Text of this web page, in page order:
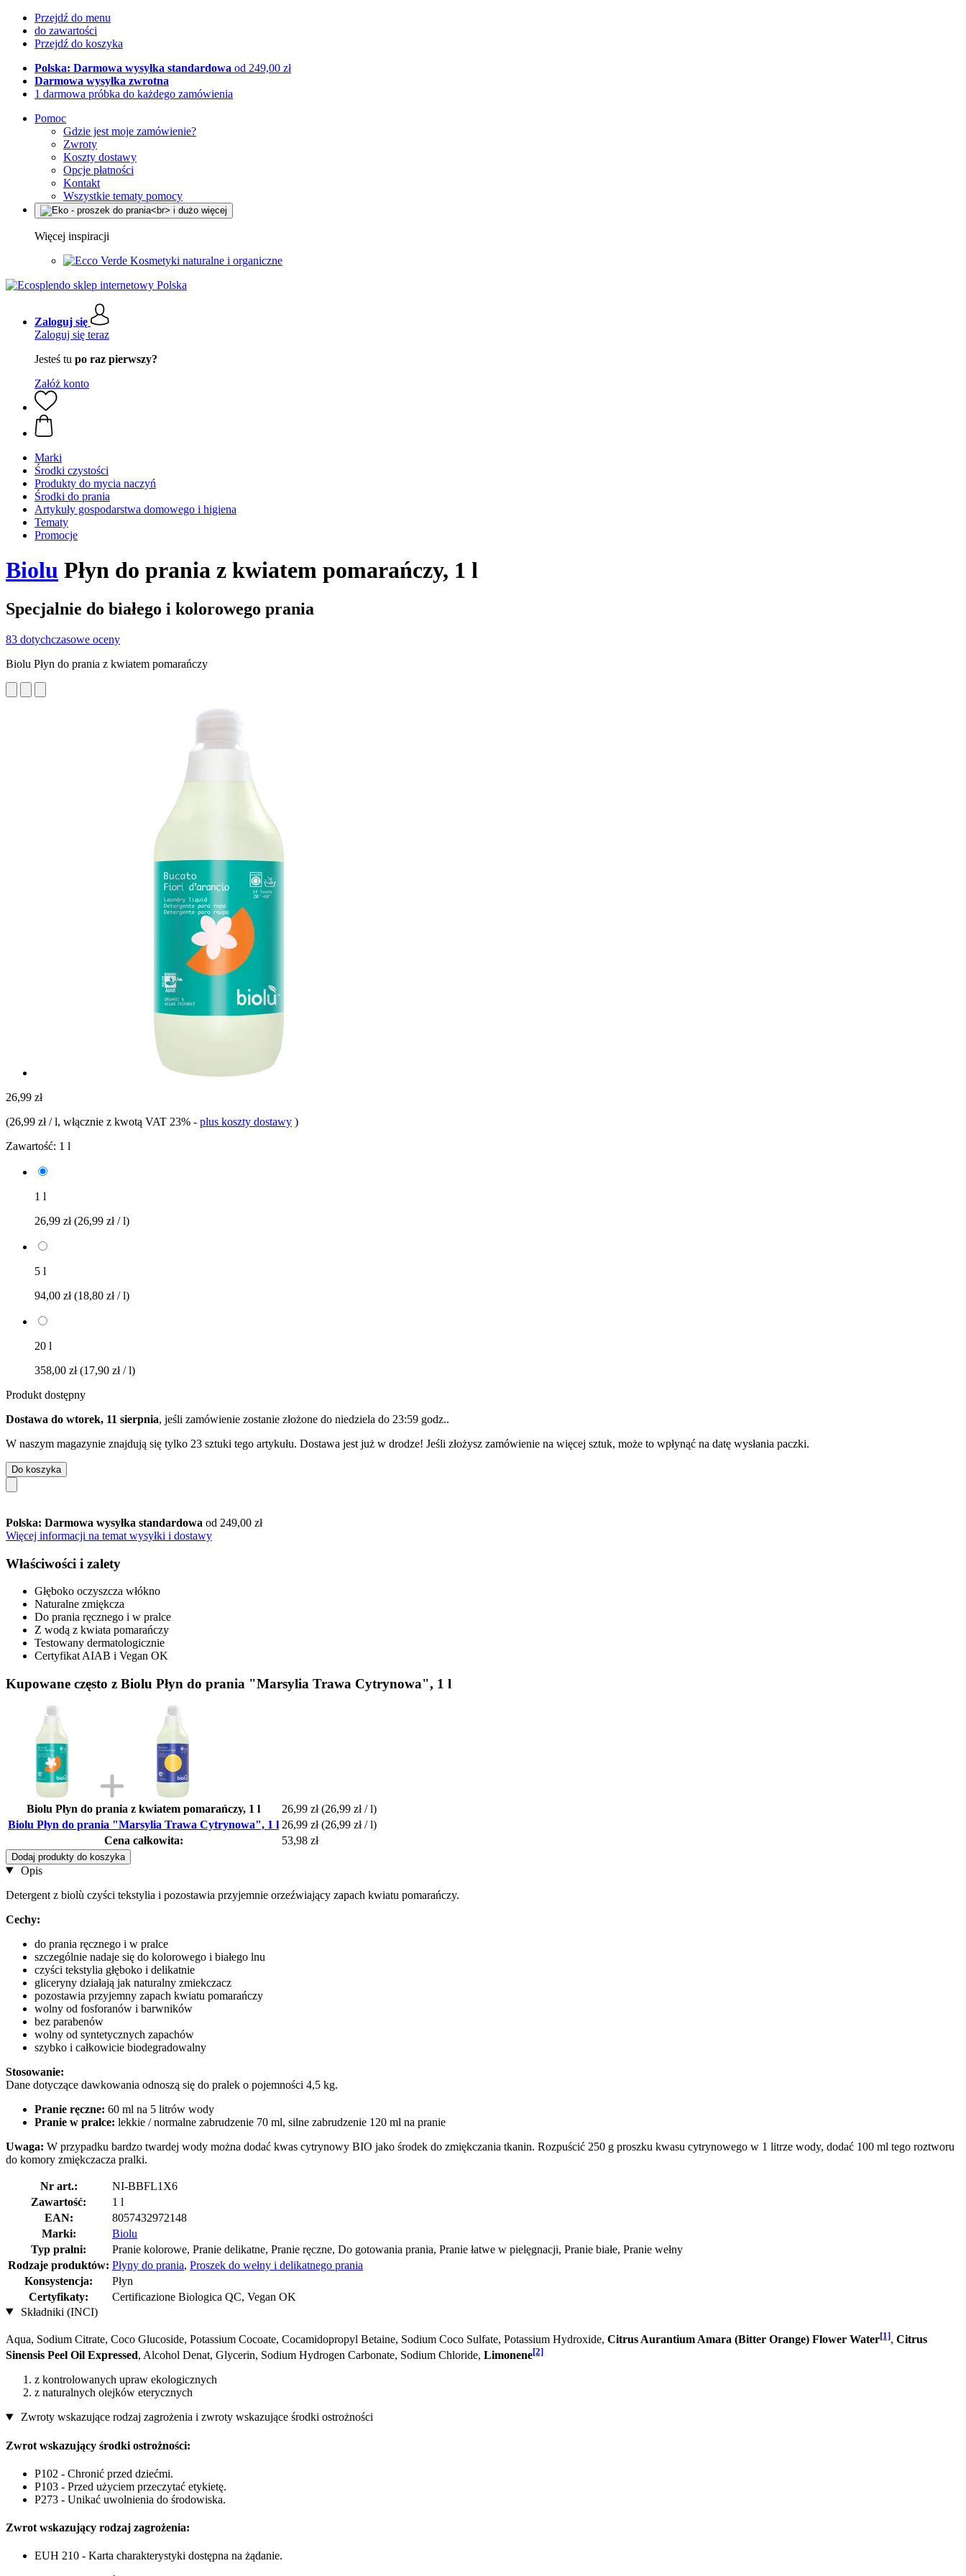
Przejdź do menu
do zawartości
Przejdź do koszyka
Polska: Darmowa wysyłka standardowa od 249,00 zł
Darmowa wysyłka zwrotna
1 darmowa próbka do każdego zamówienia
Pomoc
Gdzie jest moje zamówienie?
Zwroty
Koszty dostawy
Opcje płatności
Kontakt
Wszystkie tematy pomocy
Więcej inspiracji
Kosmetyki naturalne i organiczne
Zaloguj się
Zaloguj się teraz
Jesteś tu po raz pierwszy?
Załóż konto
Marki
Środki czystości
Produkty do mycia naczyń
Środki do prania
Artykuły gospodarstwa domowego i higiena
Tematy
Promocje
Biolu Płyn do prania z kwiatem pomarańczy, 1 l
Specjalnie do białego i kolorowego prania
83 dotychczasowe oceny
Biolu Płyn do prania z kwiatem pomarańczy
26,99 zł
(26,99 zł / l, włącznie z kwotą VAT 23% - plus koszty dostawy )
Zawartość: 1 l
1 l
26,99 zł(26,99 zł / l)
5 l
94,00 zł(18,80 zł / l)
20 l
358,00 zł(17,90 zł / l)
Produkt dostępny
Dostawa do wtorek, 11 sierpnia, jeśli zamówienie zostanie złożone do niedziela do 23:59 godz..
W naszym magazynie znajdują się tylko 23 sztuki tego artykułu. Dostawa jest już w drodze! Jeśli złożysz zamówienie na więcej sztuk, może to wpłynąć na datę wysłania paczki.
Do koszyka
Polska: Darmowa wysyłka standardowa od 249,00 zł
Więcej informacji na temat wysyłki i dostawy
Właściwości i zalety
Głęboko oczyszcza włókno
Naturalne zmiękcza
Do prania ręcznego i w pralce
Z wodą z kwiata pomarańczy
Testowany dermatologicznie
Certyfikat AIAB i Vegan OK
Kupowane często z Biolu Płyn do prania "Marsylia Trawa Cytrynowa", 1 l
Biolu Płyn do prania z kwiatem pomarańczy, 1 l 26,99 zł (26,99 zł / l)
Biolu Płyn do prania "Marsylia Trawa Cytrynowa", 1 l 26,99 zł (26,99 zł / l)
Cena całkowita:
53,98 zł
Dodaj produkty do koszyka
Opis
Detergent z biolù czyści tekstylia i pozostawia przyjemnie orzeźwiający zapach kwiatu pomarańczy.
Cechy:
do prania ręcznego i w pralce
szczególnie nadaje się do kolorowego i białego lnu
czyści tekstylia głęboko i delikatnie
gliceryny działają jak naturalny zmiekczacz
pozostawia przyjemny zapach kwiatu pomarańczy
wolny od fosforanów i barwników
bez parabenów
wolny od syntetycznych zapachów
szybko i całkowicie biodegradowalny
Stosowanie:
Dane dotyczące dawkowania odnoszą się do pralek o pojemności 4,5 kg.
Pranie ręczne: 60 ml na 5 litrów wody
Pranie w pralce: lekkie / normalne zabrudzenie 70 ml, silne zabrudzenie 120 ml na pranie
Uwaga: W przypadku bardzo twardej wody można dodać kwas cytrynowy BIO jako środek do zmiękczania tkanin. Rozpuścić 250 g proszku kwasu cytrynowego w 1 litrze wody, dodać 100 ml tego roztworu
do komory zmiękczacza pralki.
Nr art.:
NI-BBFL1X6
Zawartość:
1 l
EAN:
8057432972148
Marki:
Biolu
Typ pralni:
Pranie kolorowe, Pranie delikatne, Pranie ręczne, Do gotowania prania, Pranie łatwe w pielęgnacji, Pranie białe, Pranie wełny
Rodzaje produktów: Płyny do prania, Proszek do wełny i delikatnego prania
Konsystencja:
Płyn
Certyfikaty:
Certificazione Biologica QC, Vegan OK
Składniki (INCI)
Aqua, Sodium Citrate, Coco Glucoside, Potassium Cocoate, Cocamidopropyl Betaine, Sodium Coco­ Sulfate, Potassium Hydroxide, Citrus Aurantium Amara (Bitter Orange) Flower Water[1], Citrus
Sinensis Peel Oil Expressed, Alcohol Denat, Glycerin, Sodium Hydrogen Carbonate, Sodium Chloride, Limonene[2]
z kontrolowanych upraw ekologicznych
z naturalnych olejków eterycznych
Zwroty wskazujące rodzaj zagrożenia i zwroty wskazujące środki ostrożności
Zwrot wskazujący środki ostrożności:
P102 - Chronić przed dziećmi.
P103 - Przed użyciem przeczytać etykietę.
P273 - Unikać uwolnienia do środowiska.
Zwrot wskazujący rodzaj zagrożenia:
EUH 210 - Karta charakterystyki dostępna na żądanie.